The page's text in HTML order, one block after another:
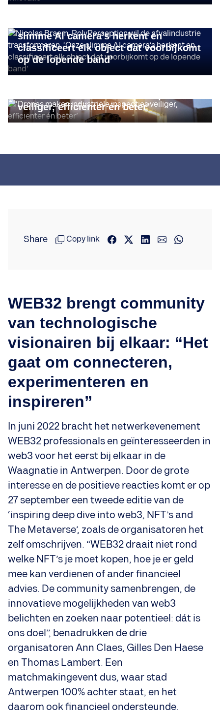
slimme AI camera’s herkent en
classificeert elk object dat voorbijkomt
op de lopende band’
veiliger, efficiënter én beter’
Share Copy link
WEB32 brengt community
van technologische
visionairen bij elkaar: “Het
gaat om connecteren,
experimenteren en
inspireren”
In juni 2022 bracht het netwerkevenement
WEB32 professionals en geïnteresseerden in
web3 voor het eerst bij elkaar in de
Waagnatie in Antwerpen. Door de grote
interesse en de positieve reacties komt er op
27 september een tweede editie van de
‘inspiring deep dive into web3, NFT’s and
The Metaverse’, zoals de organisatoren het
zelf omschrijven. “WEB32 draait niet rond
welke NFT’s je moet kopen, hoe je er geld
mee kan verdienen of ander financieel
advies. De community samenbrengen, de
innovatieve mogelijkheden van web3
belichten en zoeken naar potentieel: dát is
ons doel”, benadrukken de drie
organisatoren Ann Claes, Gilles Den Haese
en Thomas Lambert. Een
matchmakingevent dus, waar stad
Antwerpen 100% achter staat, en het
daarom ook financieel ondersteunde.